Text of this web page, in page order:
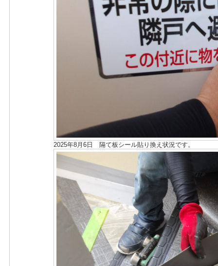
2025年8月6日 隔て板シール貼り換え状況です。